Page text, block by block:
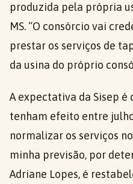
produzida pela própria
MS. “O consórcio vai
prestar os serviços de
da usina do próprio
A expectativa da Sisep é
tenham efeito entre
normalizar os serviços
minha previsão, por
Adriane Lopes, é